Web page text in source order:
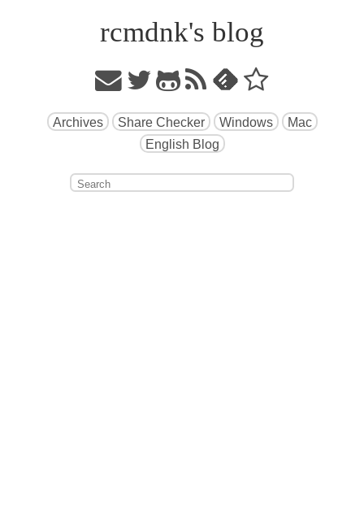
rcmdnk's blog
Archives Share Checker Windows
Mac
English Blog